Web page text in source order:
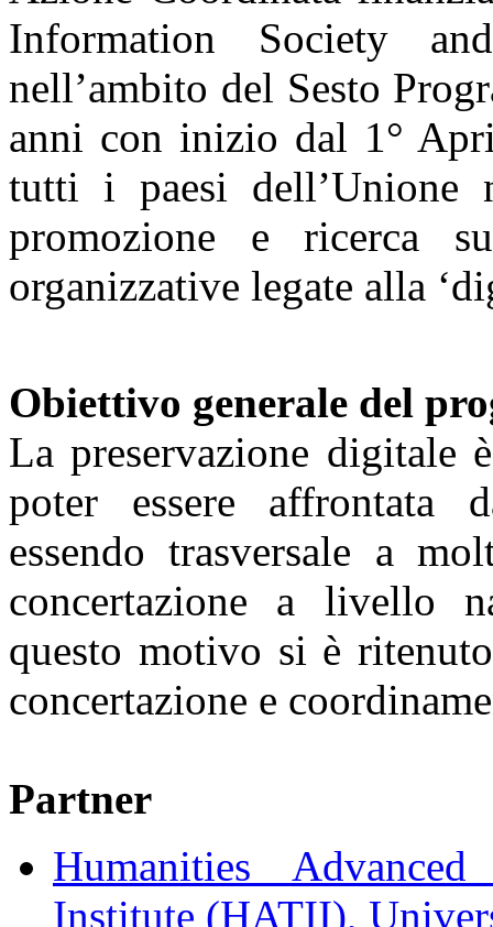
Information Society
nell’ambito del Sesto
anni con inizio dal 1°
tutti i paesi dell’Unione
promozione e ricerca
organizzative legate alla
Obiettivo generale del
La preservazione digitale
poter essere affrontata
essendo trasversale a
concertazione a livello
questo motivo si è
concertazione e
Partner
Humanities
Institute (HATII),